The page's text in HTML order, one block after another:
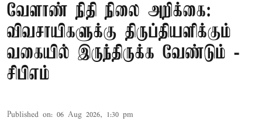
வேளாண் நிதி நிலை அறிக்கை:
விவசாயிகளுக்கு திருப்தியளிக்கும்
வகையில் இருந்திருக்க வேண்டும் -
சிபிஎம்
Published on: 06 Aug 2026, 1:30 pm